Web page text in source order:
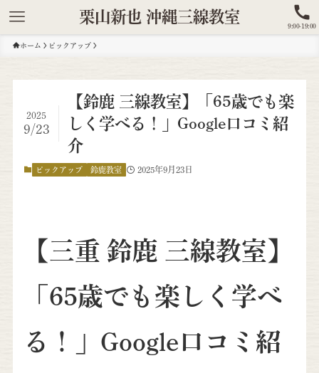
栗山新也 沖縄三線教室
9:00-19:00
ホーム ピックアップ
【鈴鹿 三線教室】「65歳でも楽
しく学べる！」Google口コミ紹
介
2025
9/23
ピックアップ 鈴鹿教室 2025年9月23日
【三重 鈴鹿 三線教室】
「65歳でも楽しく学べ
る！」Google口コミ紹